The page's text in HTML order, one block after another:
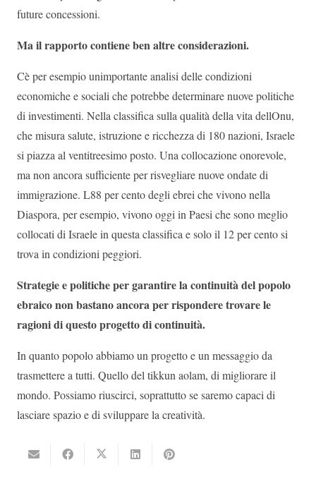
future concessioni.
Ma il rapporto contiene ben altre considerazioni.
Cè per esempio unimportante analisi delle condizioni
economiche e sociali che potrebbe determinare nuove politiche
di investimenti. Nella classifica sulla qualità della vita dellOnu,
che misura salute, istruzione e ricchezza di 180 nazioni, Israele
si piazza al ventitreesimo posto. Una collocazione onorevole,
ma non ancora sufficiente per risvegliare nuove ondate di
immigrazione. L88 per cento degli ebrei che vivono nella
Diaspora, per esempio, vivono oggi in Paesi che sono meglio
collocati di Israele in questa classifica e solo il 12 per cento si
trova in condizioni peggiori.
Strategie e politiche per garantire la continuità del popolo
ebraico non bastano ancora per rispondere trovare le
ragioni di questo progetto di continuità.
In quanto popolo abbiamo un progetto e un messaggio da
trasmettere a tutti. Quello del tikkun aolam, di migliorare il
mondo. Possiamo riuscirci, soprattutto se saremo capaci di
lasciare spazio e di sviluppare la creatività.